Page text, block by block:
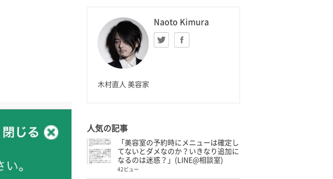
Naoto Kimura
木村直人 美容家
人気の記事
「美容室の予約時にメニューは確定し
てないとダメなのか？いきなり追加に
なるのは迷惑？」(LINE@相談室)
42ビュー